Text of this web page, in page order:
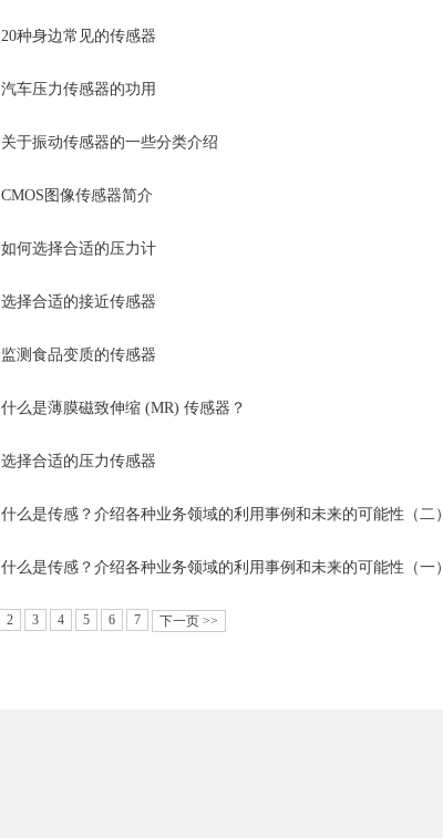
20种身边常见的传感器
汽车压力传感器的功用
关于振动传感器的一些分类介绍
CMOS图像传感器简介
如何选择合适的压力计
选择合适的接近传感器
监测食品变质的传感器
什么是薄膜磁致伸缩 (MR) 传感器？
选择合适的压力传感器
什么是传感？介绍各种业务领域的利用事例和未来的可能性（二）
什么是传感？介绍各种业务领域的利用事例和未来的可能性（一）
2 3 4 5 6 7 下一页 >>